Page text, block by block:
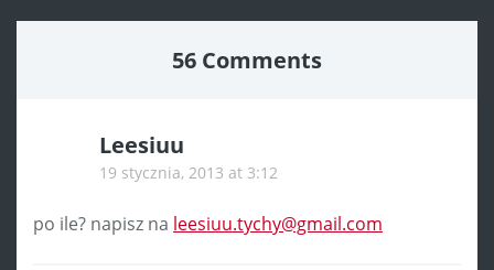
56 Comments
Leesiuu
19 stycznia, 2013 at 3:12
po ile? napisz na leesiuu.tychy@gmail.com